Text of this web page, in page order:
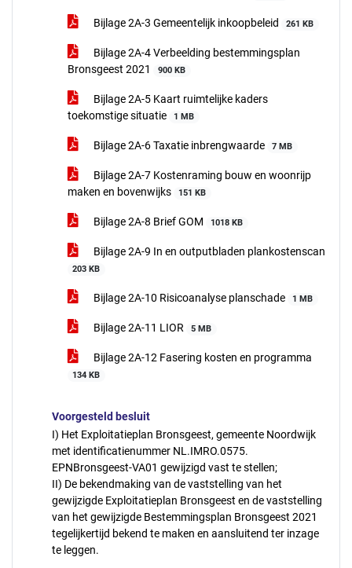
Bijlage 2A-3 Gemeentelijk inkoopbeleid 261 KB
Bijlage 2A-4 Verbeelding bestemmingsplan
Bronsgeest 2021
900 KB
Bijlage 2A-5 Kaart ruimtelijke kaders
toekomstige situatie
1 MB
Bijlage 2A-6 Taxatie inbrengwaarde 7 MB
Bijlage 2A-7 Kostenraming bouw en woonrijp
maken en bovenwijks
151 KB
Bijlage 2A-8 Brief GOM 1018 KB
Bijlage 2A-9 In en outputbladen plankostenscan
203 KB
Bijlage 2A-10 Risicoanalyse planschade 1 MB
Bijlage 2A-11 LIOR 5 MB
Bijlage 2A-12 Fasering kosten en programma
134 KB
Voorgesteld besluit
I) Het Exploitatieplan Bronsgeest, gemeente Noordwijk
met identificatienummer NL.IMRO.0575.
EPNBronsgeest-VA01 gewijzigd vast te stellen;
II) De bekendmaking van de vaststelling van het
gewijzigde Exploitatieplan Bronsgeest en de vaststelling
van het gewijzigde Bestemmingsplan Bronsgeest 2021
tegelijkertijd bekend te maken en aansluitend ter inzage
te leggen.